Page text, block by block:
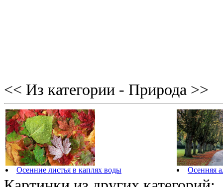
<< Из категории - Природа >>
Осенние листья в каплях воды Осенняя